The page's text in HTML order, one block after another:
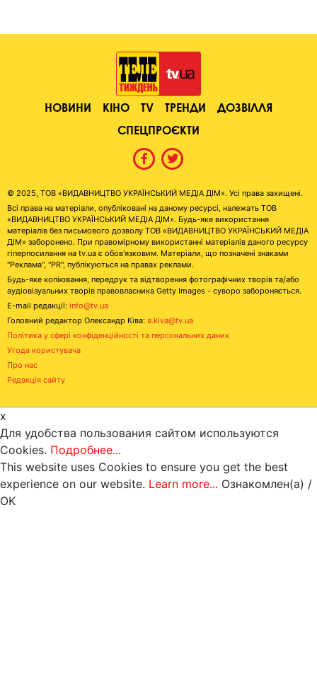
НОВИНИ КІНО TV ТРЕНДИ
ДОЗВІЛЛЯ
СПЕЦПРОЄКТИ
© 2025, ТОВ «ВИДАВНИЦТВО УКРАЇНСЬКИЙ МЕДІА ДІМ». Усі права захищені.
Всі права на матеріали, опубліковані на даному ресурсі, належать ТОВ
«ВИДАВНИЦТВО УКРАЇНСЬКИЙ МЕДІА ДІМ». Будь-яке використання
матеріалів без письмового дозволу ТОВ «ВИДАВНИЦТВО УКРАЇНСЬКИЙ МЕДІА
ДІМ» заборонено. При правомірному використанні матеріалів даного ресурсу
гіперпосилання на tv.ua є обов'язковим. Матеріали, що позначені знаками
"Реклама", "PR", публікуються на правах реклами.
Будь-яке копіювання, передрук та відтворення фотографічних творів та/або
аудіовізуальних творів правовласника Getty Images - суворо забороняється.
E-mail редакції: info@tv.ua
Головний редактор Олександр Ківа: a.kiva@tv.ua
Політика у сфері конфіденційності та персональних даних
Угода користувача
Про нас
Редакція сайту
x
Для удобства пользования сайтом используются
Cookies. Подробнее...
This website uses Cookies to ensure you get the best
experience on our website. Learn more... Ознакомлен(а) /
OK